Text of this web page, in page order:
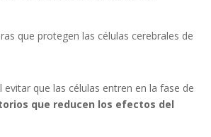
que protegen las células cerebrales de
que las células entren en la fase de
que reducen los efectos del